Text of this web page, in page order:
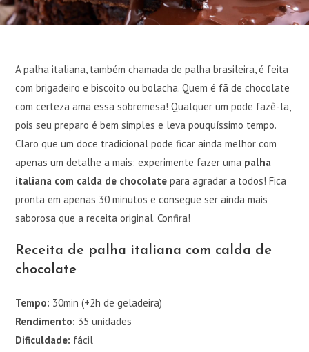
A palha italiana, também chamada de palha brasileira, é feita
com brigadeiro e biscoito ou bolacha. Quem é fã de chocolate
com certeza ama essa sobremesa! Qualquer um pode fazê-la,
pois seu preparo é bem simples e leva pouquíssimo tempo.
Claro que um doce tradicional pode ficar ainda melhor com
apenas um detalhe a mais: experimente fazer uma palha
italiana com calda de chocolate para agradar a todos! Fica
pronta em apenas 30 minutos e consegue ser ainda mais
saborosa que a receita original. Confira!
Receita de palha italiana com calda de
chocolate
Tempo: 30min (+2h de geladeira)
Rendimento: 35 unidades
Dificuldade: fácil